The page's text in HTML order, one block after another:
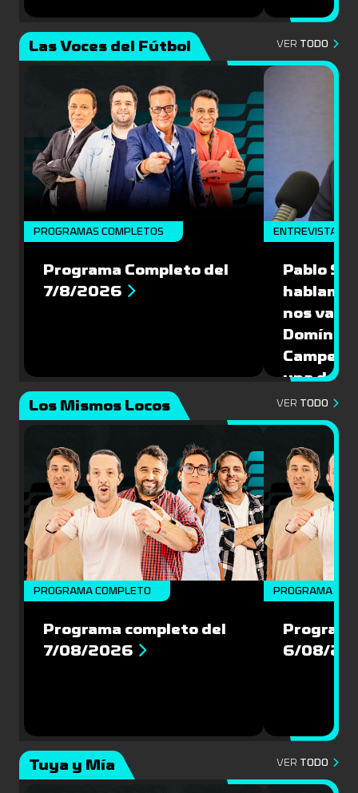
Las Voces del Fútbol VER TODO
PROGRAMAS COMPLETOS
Programa Completo del
7/8/2026
ENTREVISTA
Pablo
nos
una de
Mundial
Los Mismos Locos VER TODO
PROGRAMA COMPLETO
Programa completo del
7/08/2026
PROGRAMA
6/08/
Tuya y Mía VER TODO